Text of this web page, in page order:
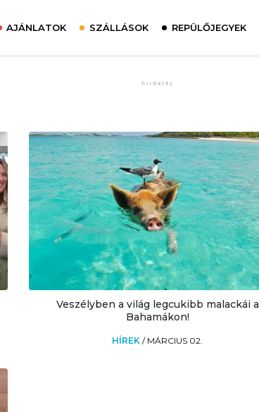
AJÁNLATOK SZÁLLÁSOK REPÜLŐJEGYEK
Veszélyben a világ legcukibb malackái a
Bahamákon!
HÍREK/ MÁRCIUS 02.